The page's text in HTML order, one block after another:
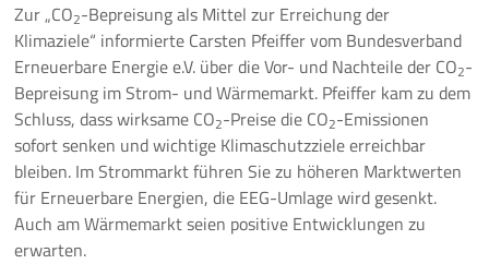
Jobs
Mediathek
Akkreditierung
Mehr
Zur „CO2-Bepreisung als Mittel zur Erreichung der
Klimaziele“ informierte Carsten Pfeiffer vom Bundesverband
Erneuerbare Energie e.V. über die Vor- und Nachteile der CO2-
Bepreisung im Strom- und Wärmemarkt. Pfeiffer kam zu dem
Schluss, dass wirksame CO2-Preise die CO2-Emissionen
sofort senken und wichtige Klimaschutzziele erreichbar
bleiben. Im Strommarkt führen Sie zu höheren Marktwerten
für Erneuerbare Energien, die EEG-Umlage wird gesenkt.
Auch am Wärmemarkt seien positive Entwicklungen zu
erwarten.